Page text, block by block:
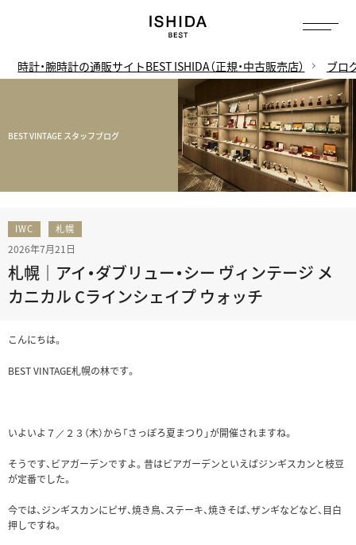
時計・腕時計の通販サイトBEST ISHIDA（正規・中古販売店） ブロ
BEST VINTAGE スタッフブログ
IWC 札幌
2026年7月21日
札幌｜アイ・ダブリュー・シー ヴィンテージ メ
カニカル Cラインシェイプ ウォッチ
こんにちは。
BEST VINTAGE札幌の林です。
いよいよ７／２３（木）から「さっぽろ夏まつり」が開催されますね。
そうです、ビアガーデンですよ。昔はビアガーデンといえばジンギスカンと枝豆
が定番でした。
今では、ジンギスカンにピザ、焼き鳥、ステーキ、焼きそば、ザンギなどなど、目白
押しですね。